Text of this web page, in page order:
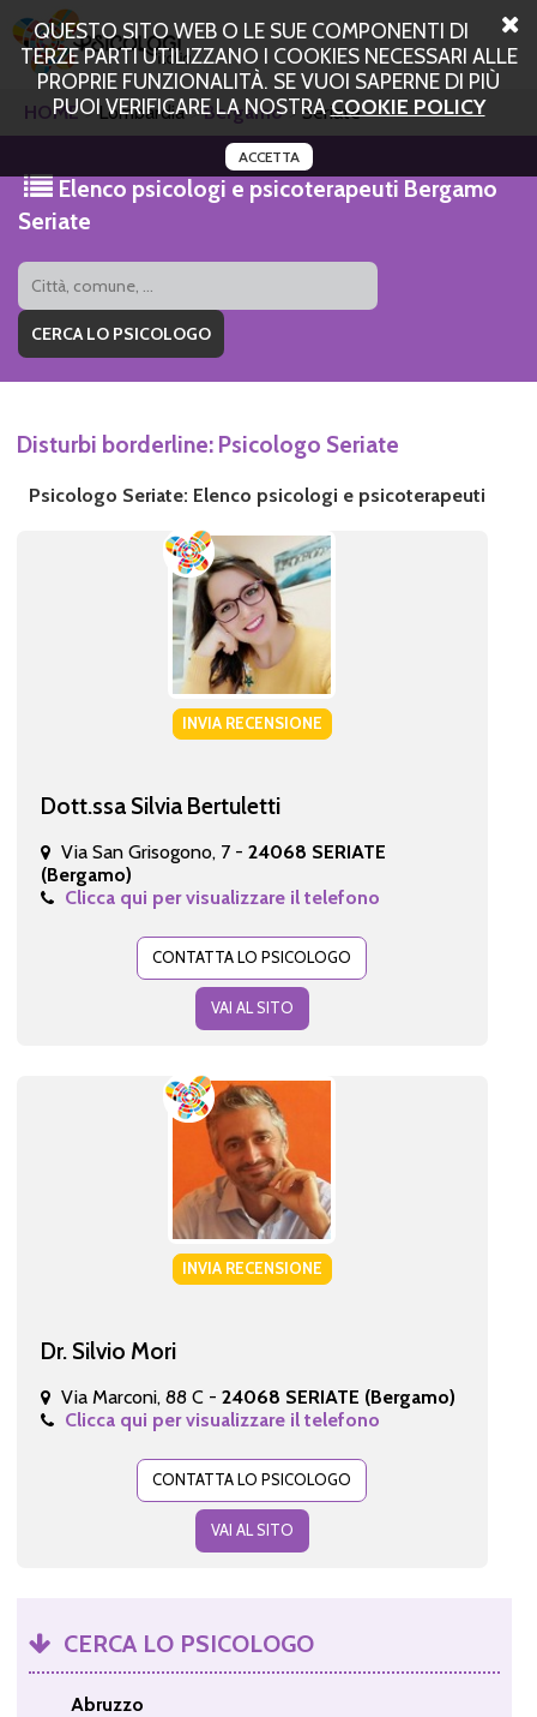
QUESTO SITO WEB O LE SUE COMPONENTI DI
TERZE PARTI UTILIZZANO I COOKIES NECESSARI ALLE
PROPRIE FUNZIONALITÀ. SE VUOI SAPERNE DI PIÙ
PUOI VERIFICARE LA NOSTRACOOKIE POLICY
ACCETTA
HOME Lombardia Bergamo Seriate
Elenco psicologi e psicoterapeuti Bergamo
Seriate
Disturbi borderline: Psicologo Seriate
Psicologo Seriate: Elenco psicologi e psicoterapeuti
INVIA RECENSIONE
Dott.ssa Silvia Bertuletti
Via San Grisogono, 7 - 24068 SERIATE
(Bergamo)
Clicca qui per visualizzare il telefono
CONTATTA LO PSICOLOGO
VAI AL SITO
INVIA RECENSIONE
Dr. Silvio Mori
Via Marconi, 88 C - 24068 SERIATE (Bergamo)
Clicca qui per visualizzare il telefono
CONTATTA LO PSICOLOGO
VAI AL SITO
CERCA LO PSICOLOGO
Abruzzo